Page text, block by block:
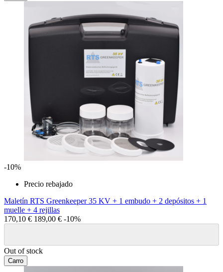
-10%
Precio rebajado
Maletín RTS Greenkeeper 35 KV + 1 embudo + 2 depósitos + 1
muelle + 4 rejillas
170,10 € 189,00 € -10%
Out of stock
Carro